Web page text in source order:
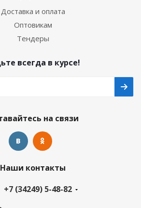
Доставка и оплата
Оптовикам
Тендеры
всегда в курсе!
на связи
Наши контакты
+7 (34249) 5-48-82